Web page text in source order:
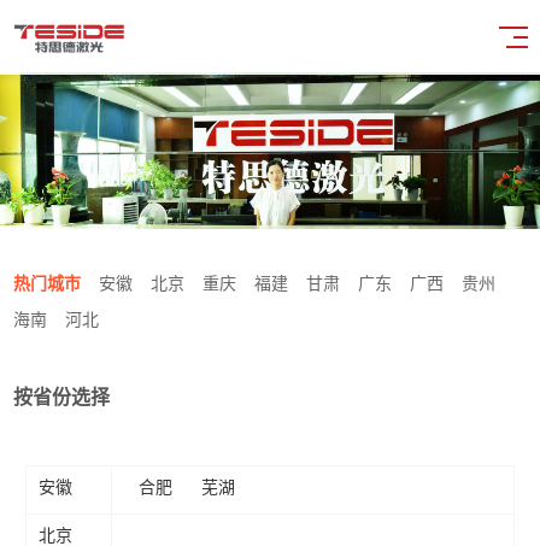
热门城市 安徽 北京 重庆 福建 甘肃 广东 广西
贵州
海南
河北
按省份选择
安徽 合肥 芜湖
北京